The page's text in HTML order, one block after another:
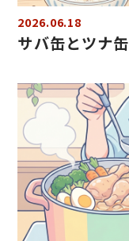
2026.06.18
サバ缶とツナ